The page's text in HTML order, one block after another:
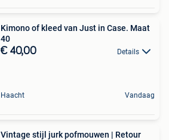
Kimono of kleed van Just in Case. Maat
40
€ 40,00 Details
Haacht Vandaag
Vintage stijl jurk pofmouwen | Retour